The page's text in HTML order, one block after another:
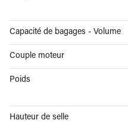
Capacité de bagages - Volume
Couple moteur
Poids
Hauteur de selle